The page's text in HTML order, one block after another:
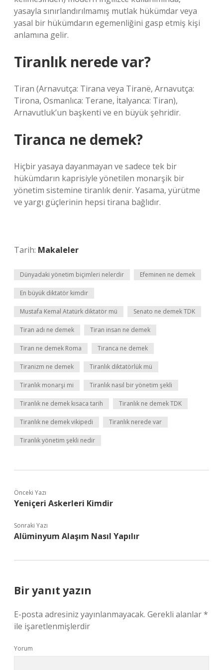
yasayla sınırlandırılmamış mutlak hükümdar veya
yasal bir hükümdarın egemenliğini gasp etmiş kişi
anlamına gelir.
Tiranlık nerede var?
Tiran (Arnavutça: Tirana veya Tiranë, Arnavutça:
Tirona, Osmanlıca: Terane, İtalyanca: Tiran),
Arnavutluk’un başkenti ve en büyük şehridir.
Tiranca ne demek?
Hiçbir yasaya dayanmayan ve sadece tek bir
hükümdarın kaprisiyle yönetilen monarşik bir
yönetim sistemine tiranlık denir. Yasama, yürütme
ve yargı güçlerinin hepsi tirana bağlıdır.
Tarih: Makaleler
Dünyadaki yönetim biçimleri nelerdir Efeminen ne demek
En büyük diktatör kimdir
Mustafa Kemal Atatürk diktatör mü Senato ne demek TDK
Tiran adı ne demek Tiran insan ne demek
Tiran ne demek Roma Tiranca ne demek
Tiranizm ne demek Tiranlık diktatörlük mü
Tiranlık monarşi mi Tiranlık nasıl bir yönetim şekli
Tiranlık ne demek kısaca tarih Tiranlık ne demek TDK
Tiranlık ne demek vikipedi Tiranlık nerede var
Tiranlık yönetim şekli nedir
Önceki Yazı
Yeniçeri Askerleri Kimdir
Sonraki Yazı
Alüminyum Alaşım Nasıl Yapılır
Bir yanıt yazın
E-posta adresiniz yayınlanmayacak. Gerekli alanlar*
ile işaretlenmişlerdir
Yorum